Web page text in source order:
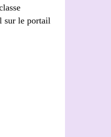
sur le portail